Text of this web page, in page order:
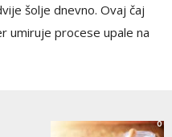
šolje dnevno. Ovaj čaj
umiruje procese upale na
0